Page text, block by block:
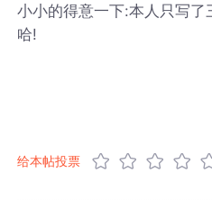
小小的得意一下:本人只写
哈!
给本帖投票